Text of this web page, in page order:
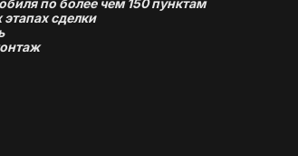
по более чем 150 пунктам
сделки